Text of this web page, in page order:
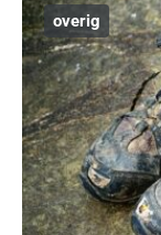
overig